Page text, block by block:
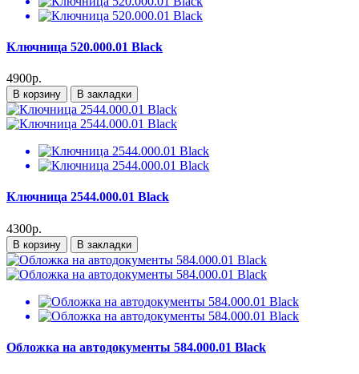
Ключница 520.000.01 Black
4900р.
В корзину В закладки
Ключница 2544.000.01 Black
4300р.
В корзину В закладки
Обложка на автодокументы 584.000.01 Black